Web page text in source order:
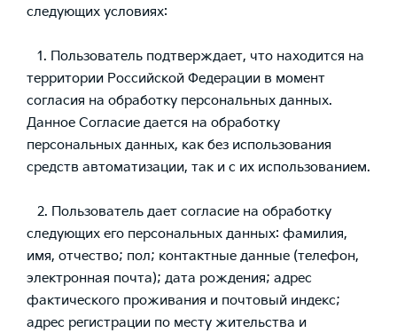
следующих условиях:
1. Пользователь подтверждает, что находится на
территории Российской Федерации в момент
согласия на обработку персональных данных.
Данное Согласие дается на обработку
персональных данных, как без использования
средств автоматизации, так и с их использованием.
2. Пользователь дает согласие на обработку
следующих его персональных данных: фамилия,
имя, отчество; пол; контактные данные (телефон,
электронная почта); дата рождения; адрес
фактического проживания и почтовый индекс;
адрес регистрации по месту жительства и